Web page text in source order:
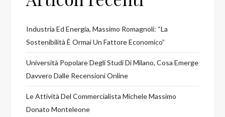
Industria Ed Energia, Massimo Romagnoli: “la
Sostenibilità È Ormai Un Fattore Economico”
Università Popolare Degli Studi Di Milano, Cosa Emerge
Davvero Dalle Recensioni Online
Le Attività Del Commercialista Michele Massimo
Donato Monteleone